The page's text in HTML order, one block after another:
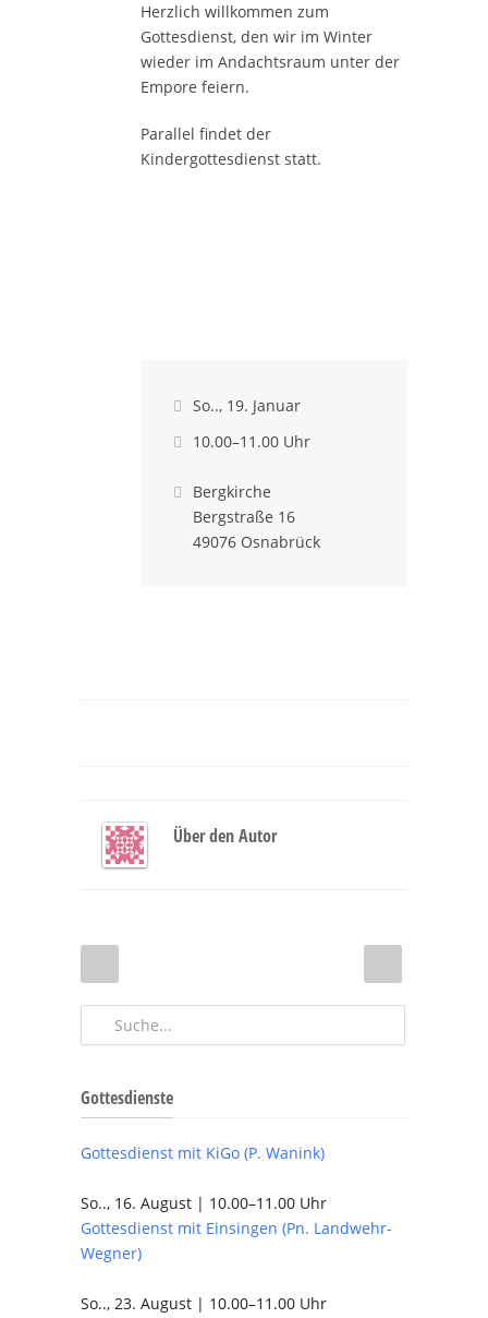
Herzlich willkommen zum
Gottesdienst, den wir im Winter
wieder im Andachtsraum unter der
Empore feiern.
Parallel findet der
Kindergottesdienst statt.
 So.., 19. Januar
 10.00–11.00 Uhr

Bergkirche
Bergstraße 16
49076 Osnabrück
Über den Autor
Gottesdienste
Gottesdienst mit KiGo (P. Wanink)
So.., 16. August | 10.00–11.00 Uhr
Gottesdienst mit Einsingen (Pn. Landwehr-
Wegner)
So.., 23. August | 10.00–11.00 Uhr